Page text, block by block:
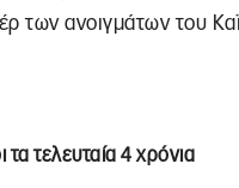
των ανοιγμάτων του
τα τελευταία 4 χρόνια